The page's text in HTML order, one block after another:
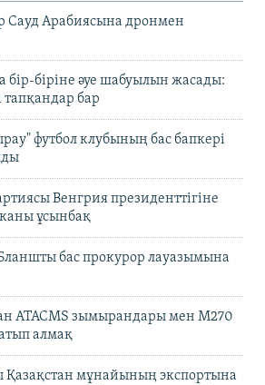
Сауд Арабиясына дронмен
бір-біріне әуе шабуылын жасады:
тапқандар бар
футбол клубының бас бапкері
Венгрия президенттігіне
ұсынбақ
бас прокурор лауазымына
ATACMS зымырандары мен M270
алмақ
Қазақстан мұнайының экспортына